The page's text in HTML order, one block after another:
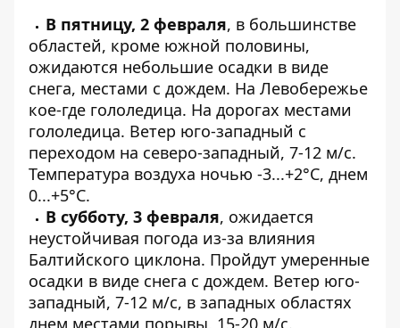
В пятницу, 2 февраля, в большинстве
областей, кроме южной половины,
ожидаются небольшие осадки в виде
снега, местами с дождем. На Левобережье
кое-где гололедица. На дорогах местами
гололедица. Ветер юго-западный с
переходом на северо-западный, 7-12 м/с.
Температура воздуха ночью -3...+2°С, днем
​​0...+5°С.
В субботу, 3 февраля, ожидается
неустойчивая погода из-за влияния
Балтийского циклона. Пройдут умеренные
осадки в виде снега с дождем. Ветер юго-
западный, 7-12 м/с, в западных областях
днем ​​местами порывы, 15-20 м/с.